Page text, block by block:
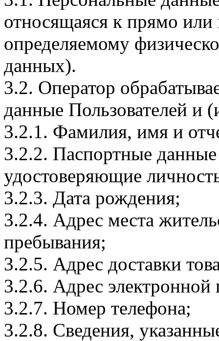
относящаяся к прямо
определяемому
данных).
3.2. Оператор
данные Пользователей и
3.2.1. Фамилия, имя и
3.2.2. Паспортные
удостоверяющие
3.2.3. Дата рождения;
3.2.4. Адрес места
пребывания;
3.2.5. Адрес доставки
3.2.6. Адрес электронной
3.2.7. Номер телефона;
3.2.8. Сведения,